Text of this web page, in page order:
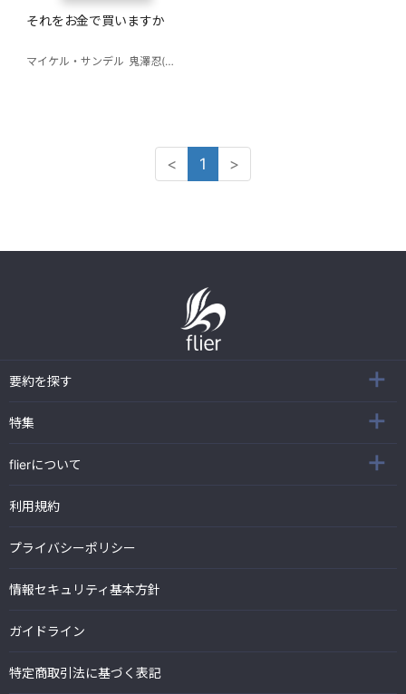
それをお金で買いますか
マイケル・サンデル 鬼澤忍(訳)
< 1 >
要約を探す
特集
flierについて
利用規約
プライバシーポリシー
情報セキュリティ基本方針
ガイドライン
特定商取引法に基づく表記